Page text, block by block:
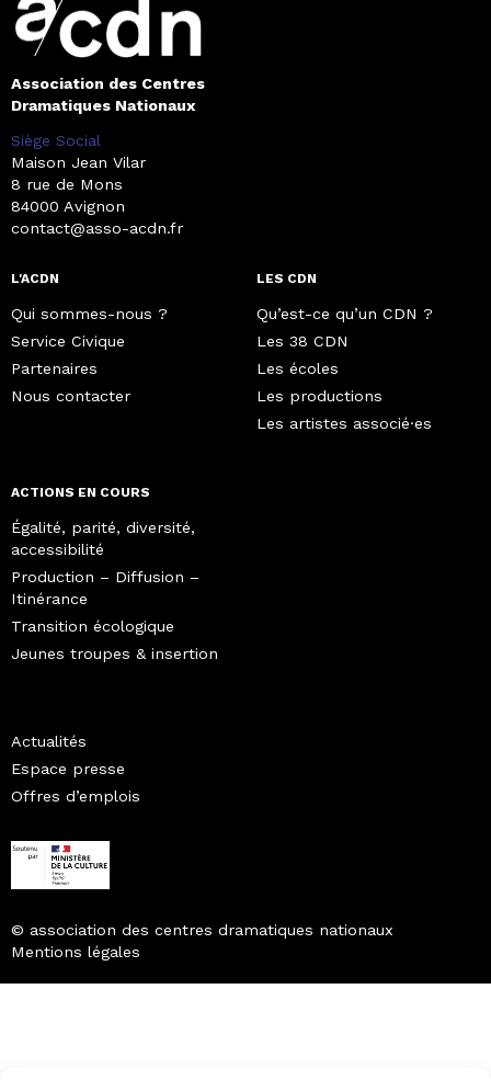
Association des Centres
Dramatiques Nationaux
Siège Social
Maison Jean Vilar
8 rue de Mons
84000 Avignon
contact@asso-acdn.fr
L'ACDN
Qui sommes-nous ?
Service Civique
Partenaires
Nous contacter
LES CDN
Qu’est-ce qu’un CDN ?
Les 38 CDN
Les écoles
Les productions
Les artistes associé·es
ACTIONS EN COURS
Égalité, parité, diversité,
accessibilité
Production – Diffusion –
Itinérance
Transition écologique
Jeunes troupes & insertion
Actualités
Espace presse
Offres d’emplois
© association des centres dramatiques nationaux
Mentions légales